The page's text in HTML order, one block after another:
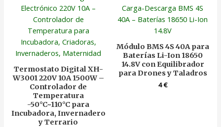
Termostato Digital XH-
W3001 220V 10A 1500W –
Controlador de
Temperatura
-50°C~110°C para
Incubadora, Invernadero
y Terrario
Módulo BMS 4S 40A para
Baterías Li-Ion 18650
14.8V con Equilibrador
para Drones y Taladros
4€